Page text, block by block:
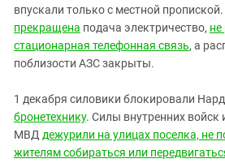
впускали только с местной
прекращена подача электричество, не
стационарная телефонная связь, а
поблизости АЗС закрыты.
1 декабря силовики блокировали
бронетехнику. Силы внутренних войск
МВД дежурили на улицах поселка, не
жителям собираться или